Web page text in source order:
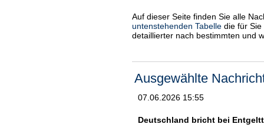
Auf dieser Seite finden Sie alle
untenstehenden Tabelle die für
detaillierter nach bestimmten und
Ausgewählte
07.06.2026 15:55
Deutschland bricht bei